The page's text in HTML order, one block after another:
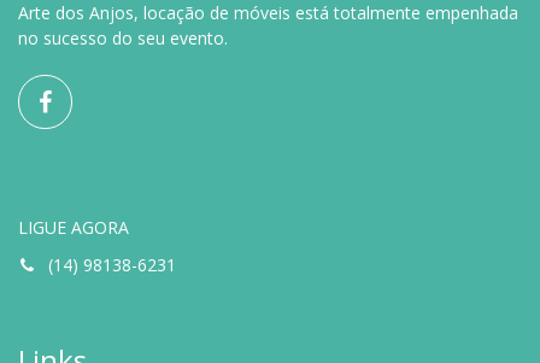
Arte dos Anjos, locação de móveis está totalmente empenhada
no sucesso do seu evento.
LIGUE AGORA
(14) 98138-6231